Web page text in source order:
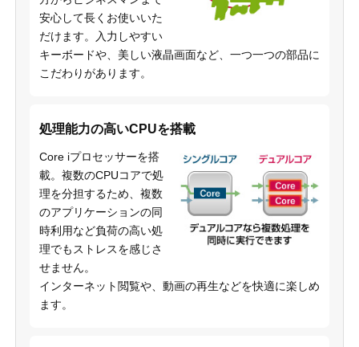
安心して長くお使いいた
だけます。入力しやすい
キーボードや、美しい液晶画面など、一つ一つの部品に
こだわりがあります。
処理能力の高いCPUを搭載
Core iプロセッサーを搭
載。複数のCPUコアで処
理を分担するため、複数
のアプリケーションの同
時利用など負荷の高い処
理でもストレスを感じさ
せません。
インターネット閲覧や、動画の再生などを快適に楽しめ
ます。